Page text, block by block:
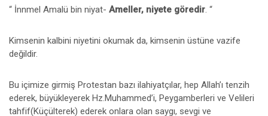
“ İnnmel Amalü bin niyat- Ameller, niyete göredir. “
Kimsenin kalbini niyetini okumak da, kimsenin üstüne vazife
değildir.
Bu içimize girmiş Protestan bazı ilahiyatçılar, hep Allah’ı tenzih
ederek, büyükleyerek Hz.Muhammed’i, Peygamberleri ve Velileri
tahfif(Küçülterek) ederek onlara olan saygı, sevgi ve